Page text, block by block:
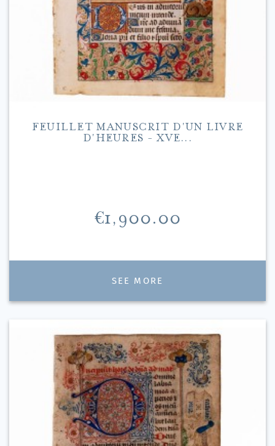
FEUILLET MANUSCRIT D'UN LIVRE
D'HEURES - XVE...
Price
€1,900.00
SEE MORE